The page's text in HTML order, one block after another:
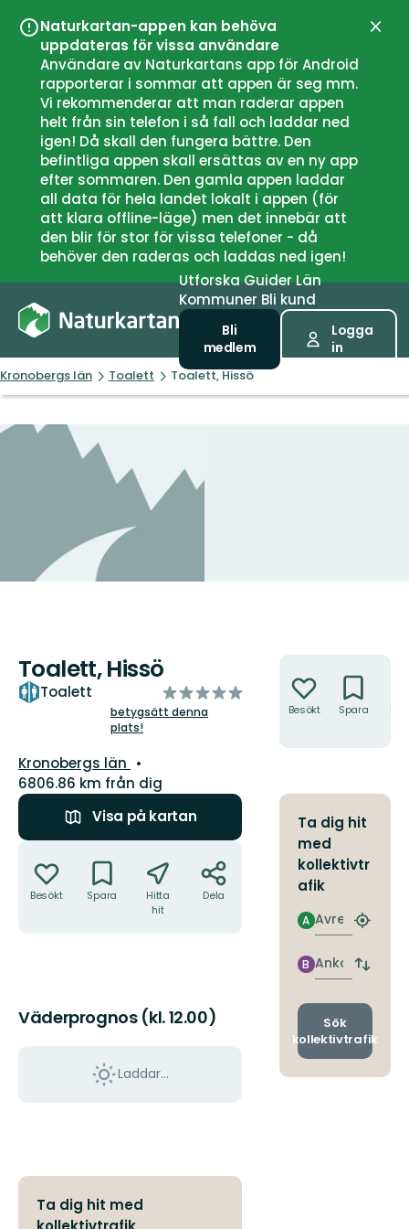
Naturkartan-appen kan behöva
uppdateras för vissa användare
Användare av Naturkartans app för Android
rapporterar i sommar att appen är seg mm.
Vi rekommenderar att man raderar appen
helt från sin telefon i så fall och laddar ned
igen! Då skall den fungera bättre. Den
befintliga appen skall ersättas av en ny app
efter sommaren. Den gamla appen laddar
all data för hela landet lokalt i appen (för
att klara offline-läge) men det innebär att
den blir för stor för vissa telefoner - då
behöver den raderas och laddas ned igen!
UtforskaGuiderLän
Kommuner Bli kund
Bli
medlem
Logga
in
Kronobergs län Toalett Toalett, Hissö
Toalett, Hissö
Toalett
av
5
betygsätt denna
plats!
Län:
Kronobergs län
6806.86 km från dig
Visa på kartan
Besökt Spara
Hitta
hit
Dela
Väderprognos (kl. 12.00)
Laddar...
Ta dig hit med
Besökt Spara
Ta dig hit
med
kollektivtr
afik
Avresa
A
Hitta
Ankomst
B
Byt
och
Sök
kollektivtrafik